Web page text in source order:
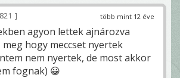
több mint 12 éve
821
agyon lettek ajnározva
hogy meccset nyertek
nem nyertek, de most akkor
fognak) 😀